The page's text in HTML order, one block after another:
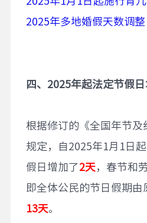
2025年多地婚假天数调
四、 2025年起法定节假
根据修订的《全国年节及
规定，自2025年1月1日
假日增加了2天，春节和
即全体公民的节日假期由
13天。